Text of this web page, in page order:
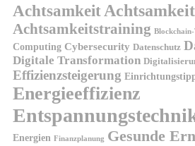
Achtsamkeit
Achtsamkeitstraining
Computing Cybersecurity Datenschutz
Digitale Transformation
Effizienzsteigerung
Energieeffizienz
Energien Finanzplanung Gesunde